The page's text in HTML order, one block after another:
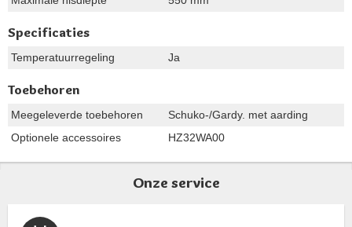
Specificaties
Temperatuurregeling Ja
Toebehoren
Meegeleverde toebehoren
Schuko-/Gardy. met aarding
Optionele accessoires
HZ32WA00
Onze service